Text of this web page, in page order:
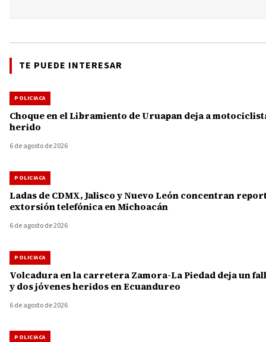
TE PUEDE INTERESAR
POLICIACA
Choque en el Libramiento de Uruapan deja a
herido
6 de agosto de 2026
POLICIACA
Ladas de CDMX, Jalisco y Nuevo León concentran
extorsión telefónica en Michoacán
6 de agosto de 2026
POLICIACA
Volcadura en la carretera Zamora-La Piedad deja un
y dos jóvenes heridos en Ecuandureo
6 de agosto de 2026
POLICIACA